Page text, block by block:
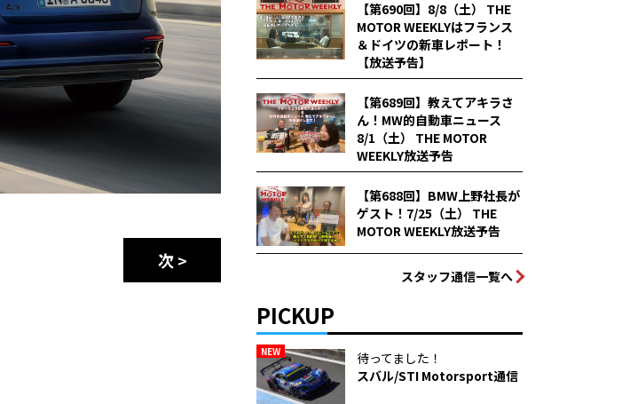
次 >
【第690回】8/8（土） THE
MOTOR WEEKLYはフランス
＆ドイツの新車レポート！
【放送予告】
【第689回】教えてアキラさ
ん！MW的自動車ニュース
8/1（土） THE MOTOR
WEEKLY放送予告
【第688回】BMW上野社長が
ゲスト！7/25（土） THE
MOTOR WEEKLY放送予告
スタッフ通信一覧へ
PICKUP
NEW
待ってました！
スバル/STI Motorsport通信